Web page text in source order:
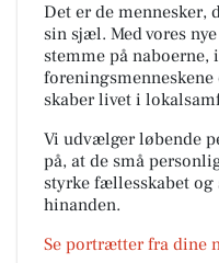
Det er de mennesker,
sin sjæl. Med vores
stemme på
skaber livet i
Vi udvælger løbende
på, at de små
styrke fællesskabet og
hinanden.
Se portrætter fra dine